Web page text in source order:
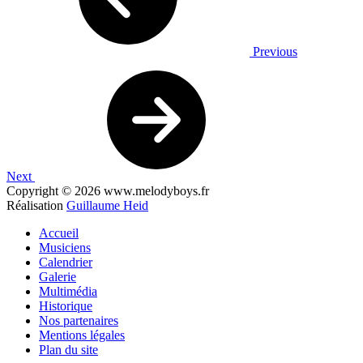
Previous
Next
Copyright © 2026 www.melodyboys.fr
Réalisation Guillaume Heid
Accueil
Musiciens
Calendrier
Galerie
Multimédia
Historique
Nos partenaires
Mentions légales
Plan du site